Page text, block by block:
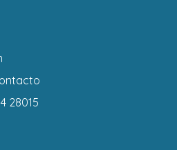
28015